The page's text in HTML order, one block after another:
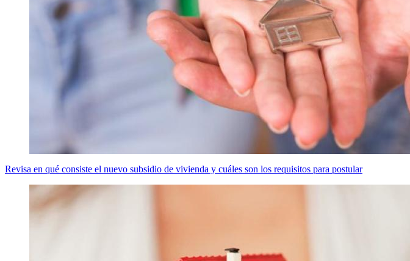
Revisa en qué consiste el nuevo subsidio de vivienda y cuáles son los requisitos para postular